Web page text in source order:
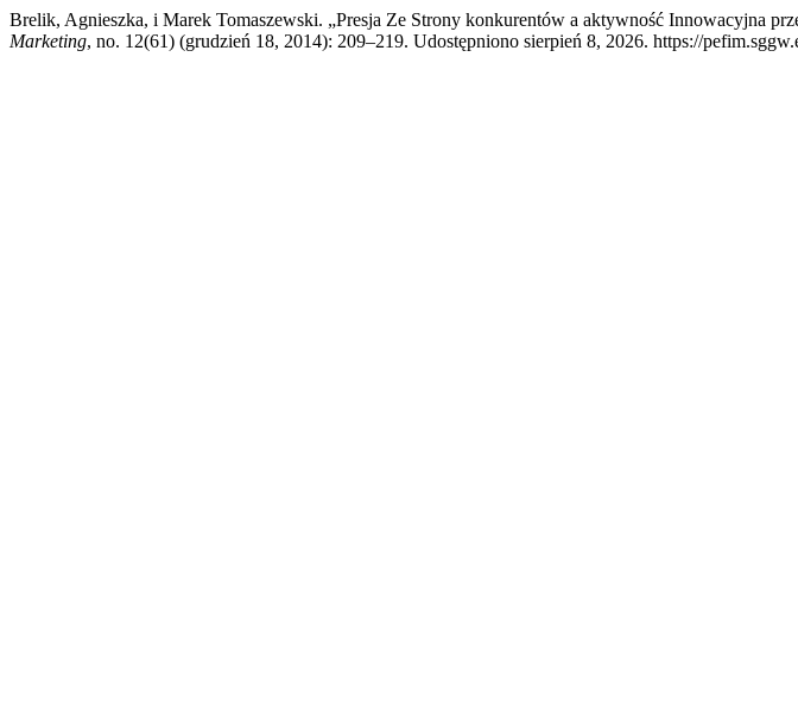
Brelik, Agnieszka, i Marek Tomaszewski. „Presja Ze Strony konkurentów a aktywność Innowacyjna
Marketing, no. 12(61) (grudzień 18, 2014): 209–219. Udostępniono sierpień 8, 2026. https://